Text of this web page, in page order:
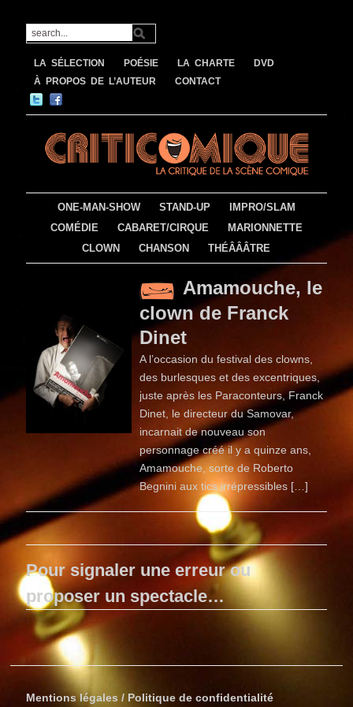
LA SÉLECTION POÉSIE LA CHARTE
DVD
À PROPOS DE L’AUTEUR
CONTACT
ONE-MAN-SHOW STAND-UP
IMPRO/SLAM
COMÉDIE
CABARET/CIRQUE
MARIONNETTE
CLOWN
CHANSON THÉÂÂÂTRE
Amamouche, le
clown de Franck
Dinet
A l’occasion du festival des clowns,
des burlesques et des excentriques,
juste après les Paraconteurs, Franck
Dinet, le directeur du Samovar,
incarnait de nouveau son
personnage créé il y a quinze ans,
Amamouche, sorte de Roberto
Begnini aux tics irrépressibles […]
Pour signaler une erreur ou
proposer un spectacle…
Mentions légales / Politique de confidentialité